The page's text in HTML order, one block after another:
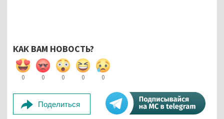
КАК ВАМ НОВОСТЬ?
0 0 0 0 0
Поделиться